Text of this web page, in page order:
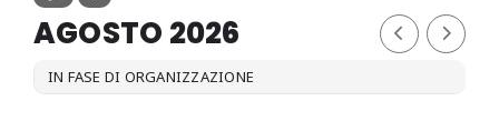
AGOSTO 2026
IN FASE DI ORGANIZZAZIONE